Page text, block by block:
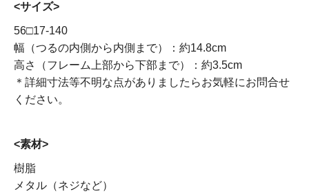
<サイズ>
56□17-140
幅（つるの内側から内側まで）：約14.8cm
高さ（フレーム上部から下部まで）：約3.5cm
＊詳細寸法等不明な点がありましたらお気軽にお問合せ
ください。
<素材>
樹脂
メタル（ネジなど）